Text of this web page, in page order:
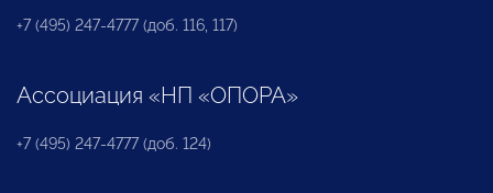
+7 (495) 247-4777 (доб. 116, 117)
Ассоциация «НП «ОПОРА»
+7 (495) 247-4777 (доб. 124)